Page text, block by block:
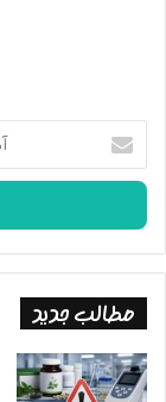
آدرس
ایمیل
خود
وارد
کنید
مطالب جدید